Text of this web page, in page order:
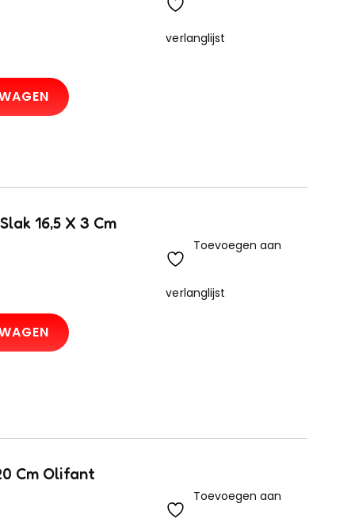
verlanglijst
16,5 X 3 Cm
Toevoegen aan
verlanglijst
Cm Olifant
Toevoegen aan